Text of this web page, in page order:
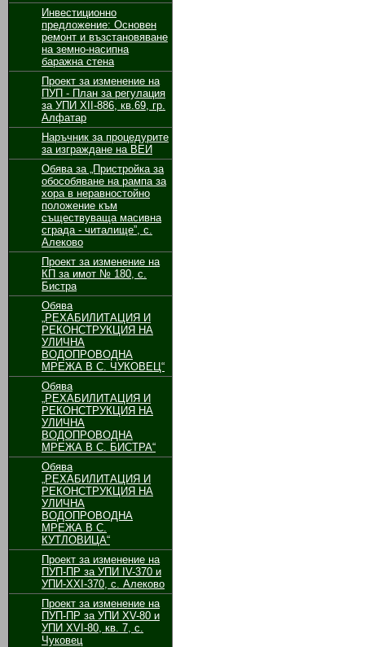
Инвестиционно
предложение: Основен
ремонт и възстановяване
на земно-насипна
баражна стена
Проект за изменение на
ПУП - План за регулация
за УПИ ХІІ-886, кв.69, гр.
Алфатар
Наръчник за процедурите
за изграждане на ВЕИ
Обява за „Пристройка за
обособяване на рампа за
хора в неравностойно
положение към
съществуваща масивна
сграда - читалище”, с.
Алеково
Проект за изменение на
КП за имот № 180, с.
Бистра
Обява
„РЕХАБИЛИТАЦИЯ И
РЕКОНСТРУКЦИЯ НА
УЛИЧНА
ВОДОПРОВОДНА
МРЕЖА В С. ЧУКОВЕЦ“
Обява
„РЕХАБИЛИТАЦИЯ И
РЕКОНСТРУКЦИЯ НА
УЛИЧНА
ВОДОПРОВОДНА
МРЕЖА В С. БИСТРА“
Обява
„РЕХАБИЛИТАЦИЯ И
РЕКОНСТРУКЦИЯ НА
УЛИЧНА
ВОДОПРОВОДНА
МРЕЖА В С.
КУТЛОВИЦА“
Проект за изменение на
ПУП-ПР за УПИ ІV-370 и
УПИ-ХХІ-370, с. Алеково
Проект за изменение на
ПУП-ПР за УПИ ХV-80 и
УПИ ХVІ-80, кв. 7, с.
Чуковец